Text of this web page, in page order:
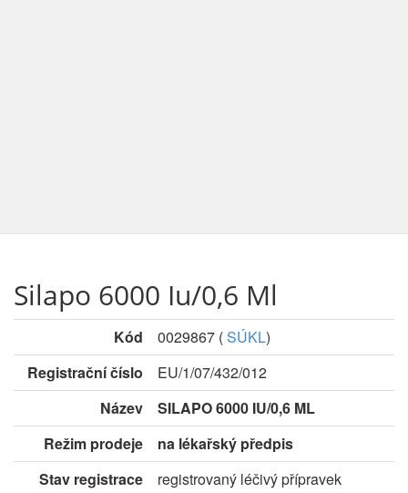
Silapo 6000 Iu/0,6 Ml
Kód 0029867 (SÚKL)
Registrační číslo
EU/1/07/432/012
Název
SILAPO 6000 IU/0,6 ML
Režim prodeje
na lékařský předpis
Stav registrace
registrovaný léčivý přípravek